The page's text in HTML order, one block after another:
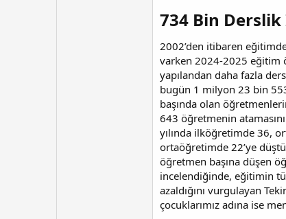
734 Bin
2002’den itibaren
varken 2024-2025 eğitim
yapılandan daha fazla
bugün 1 milyon 23 bin
başında olan
643 öğretmenin
yılında ilköğretimde 36,
ortaöğretimde 22’ye
öğretmen başına düşen
incelendiğinde, eğitimin
azaldığını vurgulayan
çocuklarımız adına ise